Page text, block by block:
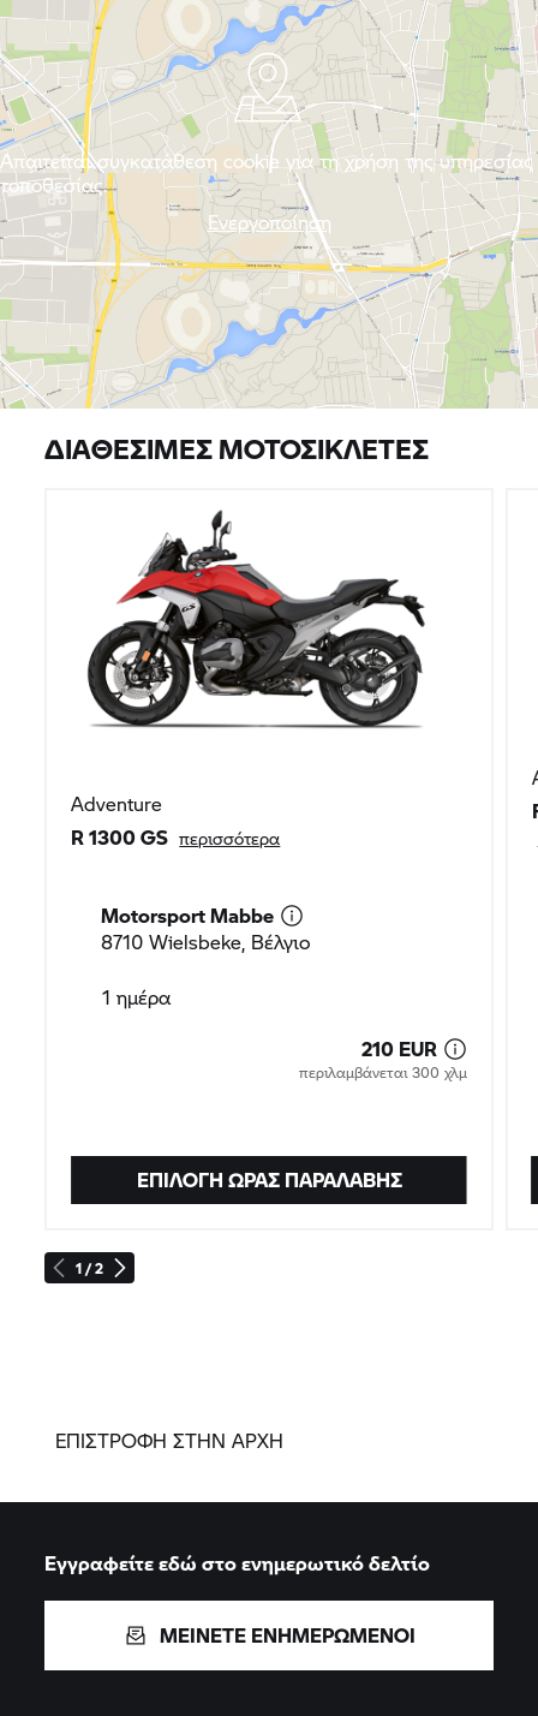
Απαιτείται συγκατάθεση cookie για τη χρήση της υπηρεσίας
τοποθεσίας.
Ενεργοποίηση
ΔΙΑΘΈΣΙΜΕΣ ΜΟΤΟΣΙΚΛΈΤΕΣ
1 / 2
ΕΠΙΛΟΓΉ ΏΡΑΣ ΠΑΡΑΛΑΒΉΣ
Adventure
R 1300 GS περισσότερα
Motorsport Mabbe
8710 Wielsbeke, Βέλγιο
1 ημέρα
210 EUR
περιλαμβάνεται 300 χλμ
ΕΠΙΣΤΡΟΦΗ ΣΤΗΝ ΑΡΧΗ
Εγγραφείτε εδώ στο ενημερωτικό δελτίο
ΜΕΙΝΕΤΕ ΕΝΗΜΕΡΩΜΕΝΟΙ